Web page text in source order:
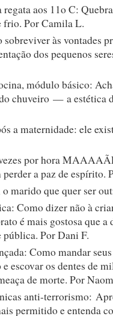
regata aos 11o C:
frio. Por Camila L.
sobreviver às vontades
dos pequenos
módulo básico:
chuveiro — a estética
a maternidade: ele
por hora
a paz de espírito.
marido que quer ser
Como dizer não à
é mais gostosa que a
pública. Por Dani F.
Como mandar
escovar os dentes de
de morte. Por
anti-terrorismo:
permitido e entenda